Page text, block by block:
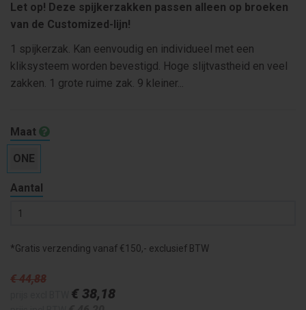
Let op! Deze spijkerzakken passen alleen op broeken
van de Customized-lijn!
1 spijkerzak. Kan eenvoudig en individueel met een
kliksysteem worden bevestigd. Hoge slijtvastheid en veel
zakken. 1 grote ruime zak. 9 kleiner...
Maat
ONE
Aantal
*Gratis verzending vanaf €150,- exclusief BTW
€ 44,88
€ 38,18